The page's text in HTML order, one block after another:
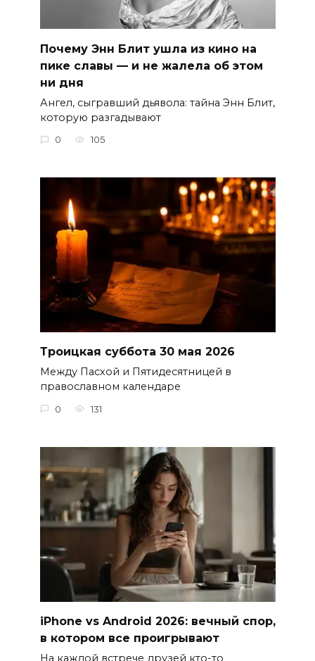
Почему Энн Блит ушла из кино на
пике славы — и не жалела об этом
ни дня
Ангел, сыгравший дьявола: тайна Энн Блит,
которую разгадывают
0 105
Троицкая суббота 30 мая 2026
Между Пасхой и Пятидесятницей в
православном календаре
0 131
iPhone vs Android 2026: вечный спор,
в котором все проигрывают
На каждой встрече друзей кто-то